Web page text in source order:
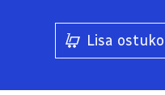
Lisa